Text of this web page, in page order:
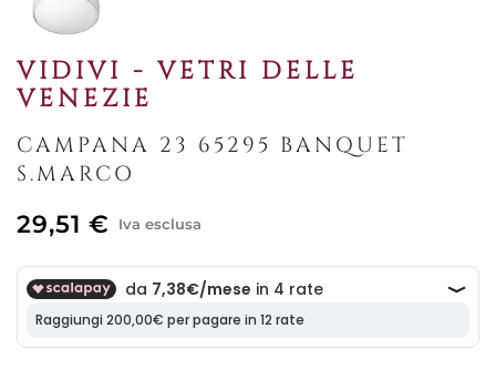
VIDIVI - VETRI DELLE
VENEZIE
CAMPANA 23 65295 BANQUET
S.MARCO
29,51 € Iva esclusa